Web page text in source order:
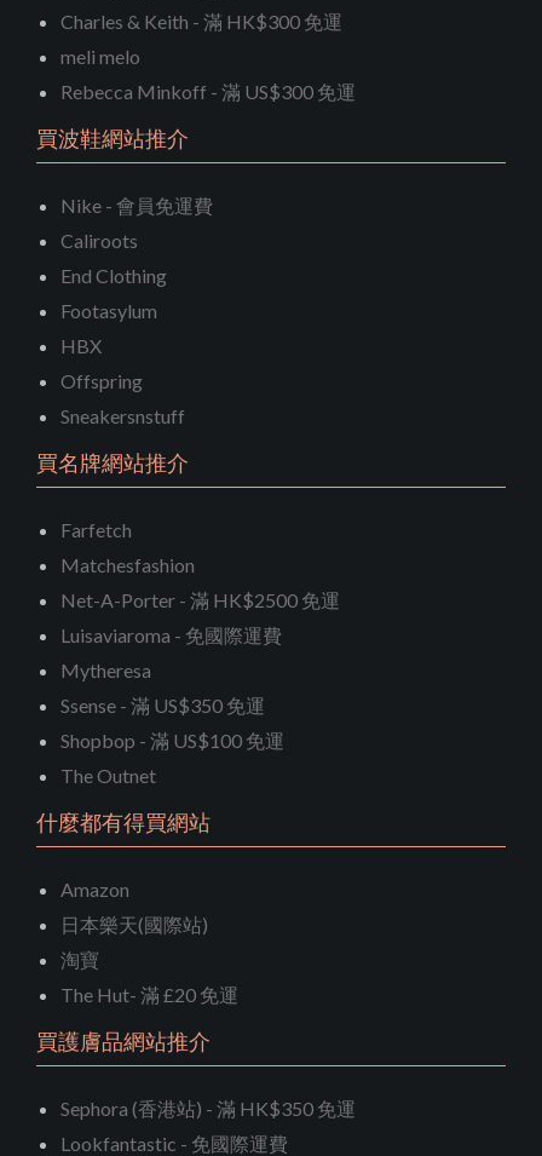
Charles & Keith - 滿 HK$300 免運
meli melo
Rebecca Minkoff - 滿 US$300 免運
買波鞋網站推介
Nike - 會員免運費
Caliroots
End Clothing
Footasylum
HBX
Offspring
Sneakersnstuff
買名牌網站推介
Farfetch
Matchesfashion
Net-A-Porter - 滿 HK$2500 免運
Luisaviaroma - 免國際運費
Mytheresa
Ssense - 滿 US$350 免運
Shopbop - 滿 US$100 免運
The Outnet
什麼都有得買網站
Amazon
日本樂天(國際站)
淘寶
The Hut- 滿 £20 免運
買護膚品網站推介
Sephora (香港站) - 滿 HK$350 免運
Lookfantastic - 免國際運費